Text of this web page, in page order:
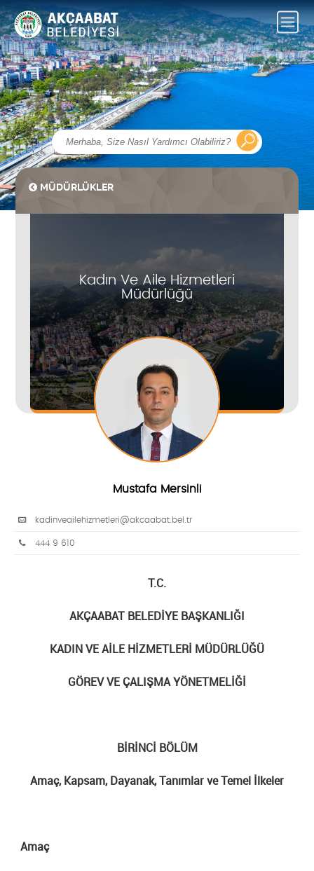
MÜDÜRLÜKLER
Kadın Ve Aile Hizmetleri
Müdürlüğü
Mustafa Mersinli
kadinveailehizmetleri@akcaabat.bel.tr
444 9 610
T.C.
AKÇAABAT BELEDİYE BAŞKANLIĞI
KADIN VE AİLE HİZMETLERİ MÜDÜRLÜĞÜ
GÖREV VE ÇALIŞMA YÖNETMELİĞİ
BİRİNCİ BÖLÜM
Amaç, Kapsam, Dayanak, Tanımlar ve Temel İlkeler
Amaç